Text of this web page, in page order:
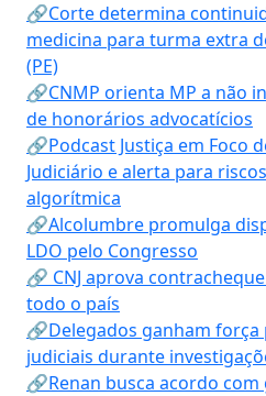
🔗Corte determina
medicina para turma extra
(PE)
🔗CNMP orienta MP a não
de honorários advocatícios
🔗Podcast Justiça em Foco
Judiciário e alerta para
algorítmica
🔗Alcolumbre promulga
LDO pelo Congresso
🔗 CNJ aprova
todo o país
🔗Delegados ganham
judiciais durante
🔗Renan busca acordo